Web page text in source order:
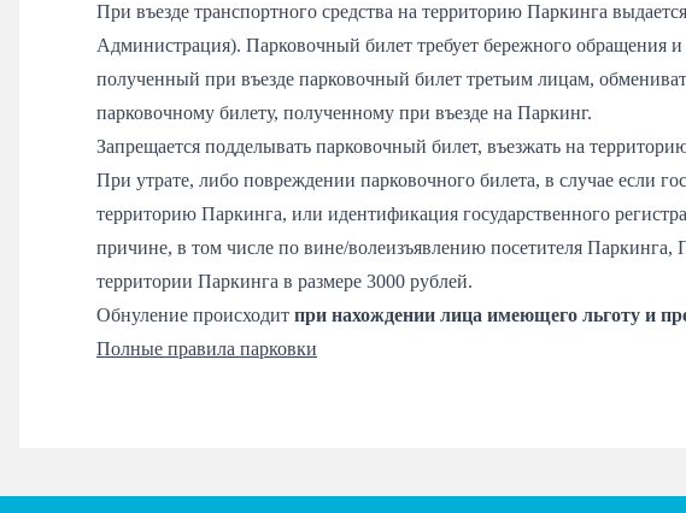
При въезде транспортного средства на территорию Паркинга
Администрация). Парковочный билет требует бережного обращения
полученный при въезде парковочный билет третьим лицам,
парковочному билету, полученному при въезде на Паркинг.
Запрещается подделывать парковочный билет, въезжать на
При утрате, либо повреждении парковочного билета, в случае если
территорию Паркинга, или идентификация государственного
причине, в том числе по вине/волеизъявлению посетителя Паркинга,
территории Паркинга в размере 3000 рублей.
Обнуление происходит при нахождении лица имеющего льготу и
Полные правила парковки